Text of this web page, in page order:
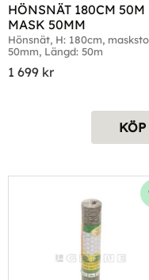
HÖNSNÄT 180CM 50M
MASK 50MM
Hönsnät, H: 180cm,
50mm, Längd: 50m
1 699 kr
KÖP